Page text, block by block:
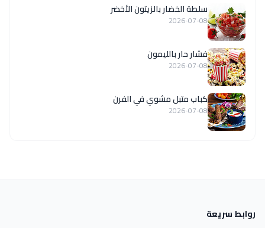
سلطة الخضار بالزيتون الأخضر
2026-07-08
فشار حار بالليمون
2026-07-08
كباب متبل مشوي في الفرن
2026-07-08
روابط سريعة